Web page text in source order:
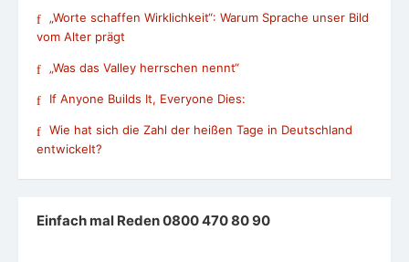
„Worte schaffen Wirklichkeit“: Warum Sprache unser Bild
vom Alter prägt
„Was das Valley herrschen nennt“
If Anyone Builds It, Everyone Dies:
Wie hat sich die Zahl der heißen Tage in Deutschland
entwickelt?
Einfach mal Reden 0800 470 80 90